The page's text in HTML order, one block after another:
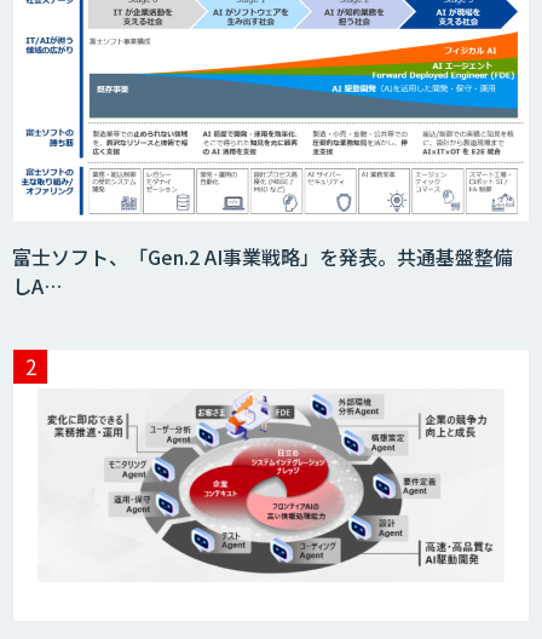
富士ソフト、「Gen.2 AI事業戦略」を発表。共通基盤整備
しA…